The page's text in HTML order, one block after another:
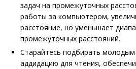
задач на промежуточных
работы за компьютером,
расстояние, но уменьшает
промежуточных расстояний.
Старайтесь подбирать
аддидацию для чтения,